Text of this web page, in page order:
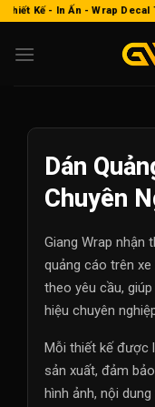
Bỏ
nội
Kế - In Ấn - Wrap Decal
Dán
Chuyên
Giang Wrap nhận
quảng cáo trên
theo yêu cầu,
hiệu chuyên
Mỗi thiết kế được
sản xuất, đảm
hình ảnh, nội